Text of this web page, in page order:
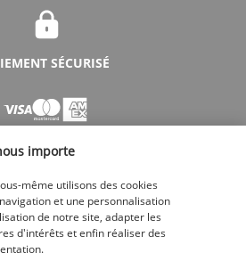
SÉCURISÉ
NOUS
importe
même utilisons des cookies
et une personnalisation
de notre site, adapter les
d'intérêts et enfin réaliser des